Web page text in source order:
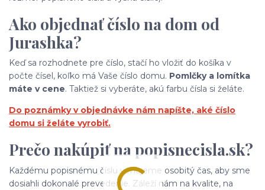
Ako objednať číslo na dom od
Jurashka?
Keď sa rozhodnete pre číslo, stačí ho vložiť do košíka v
počte čísel, koľko má Vaše číslo domu. Pomlčky a lomítka
máte v cene. Taktiež si vyberáte, akú farbu čísla si želáte.
Do poznámky v objednávke nám napíšte, aké číslo
domu si želáte vyrobiť.
Prečo nakúpiť na popisnecisla.sk?
Každému popisnému číslu venujeme osobitý čas, aby sme
dosiahli dokonalé prevedenie. Záleží nám na kvalite, na